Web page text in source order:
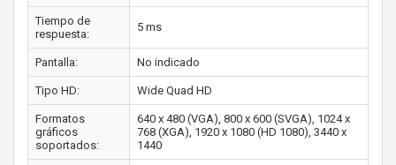
Tiempo de
respuesta:
5 ms
Pantalla: No indicado
Tipo HD: Wide Quad HD
Formatos
gráficos
soportados:
640 x 480 (VGA), 800 x 600 (SVGA), 1024 x
768 (XGA), 1920 x 1080 (HD 1080), 3440 x
1440